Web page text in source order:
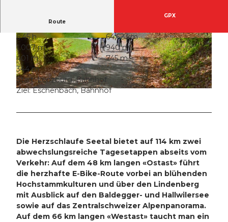
© Seetal Tourismus, perretfoto.ch
© Seetal Tourismus, Seetal Tourismus © Seetal Tourismus, perretfoto.ch
Route
GPX
6:45 h
64,62 km
1.007 m
940 m
401 m
745 m
344 m
Start: Lenzburg, Bahnhof
Ziel: Eschenbach, Bahnhof
Die Herzschlaufe Seetal bietet auf 114 km zwei
abwechslungsreiche Tagesetappen abseits vom
Verkehr: Auf dem 48 km langen «Ostast» führt
die herzhafte E-Bike-Route vorbei an blühenden
Hochstammkulturen und über den Lindenberg
mit Ausblick auf den Baldegger- und Hallwilersee
sowie auf das Zentralschweizer Alpenpanorama.
Auf dem 66 km langen «Westast» taucht man ein